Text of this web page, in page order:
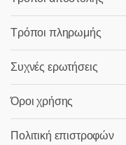
Τρόποι πληρωμής
Συχνές ερωτήσεις
Όροι χρήσης
Πολιτική επιστροφών